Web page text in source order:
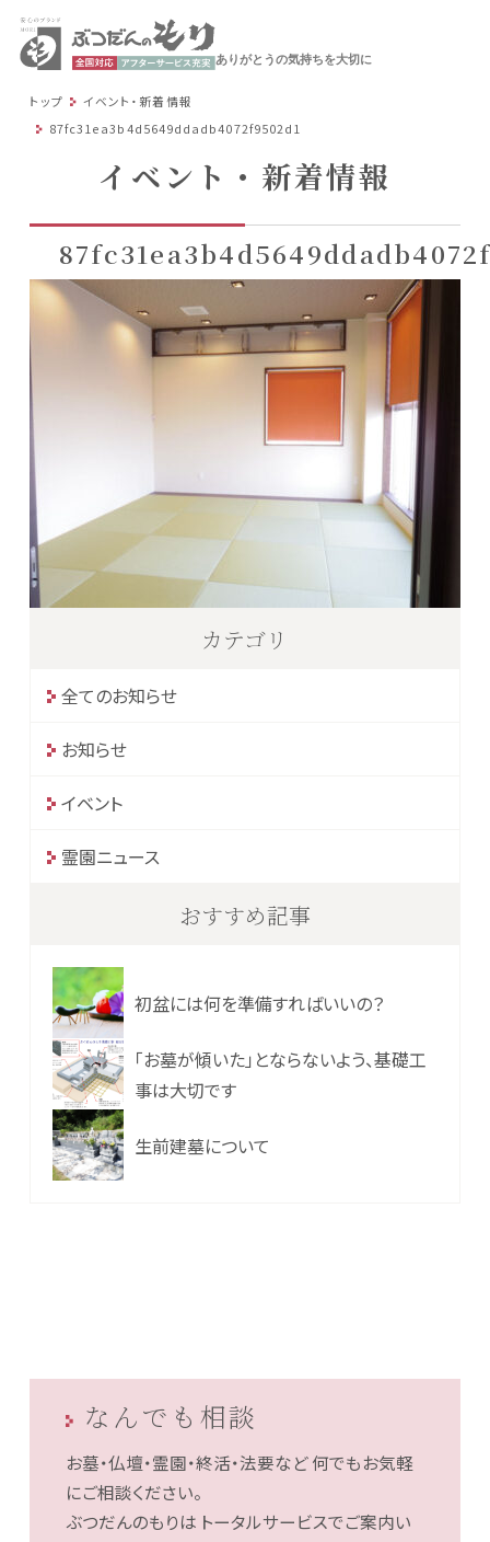
ありがとうの気持ちを大切に
トップ
イベント・新着情報
87fc31ea3b4d5649ddadb4072f9502d1
イベント・新着情報
カテゴリ
全てのお知らせ
お知らせ
イベント
霊園ニュース
おすすめ記事
初盆には何を準備すればいいの？
「お墓が傾いた」とならないよう、基礎工
事は大切です
生前建墓について
なんでも相談
お墓・仏壇・霊園・終活・法要など何でもお気軽
にご相談ください。
ぶつだんのもりは トータルサービスでご案内い